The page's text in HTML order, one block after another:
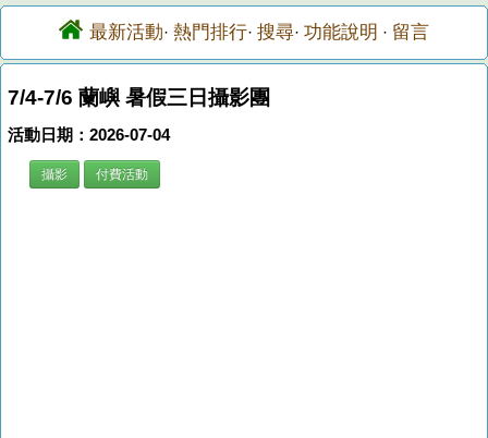
最新活動· 熱門排行· 搜尋· 功能說明 · 留言
7/4-7/6 蘭嶼 暑假三日攝影團
活動日期：2026-07-04
攝影 付費活動